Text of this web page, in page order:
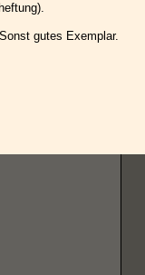
gutes Exemplar.